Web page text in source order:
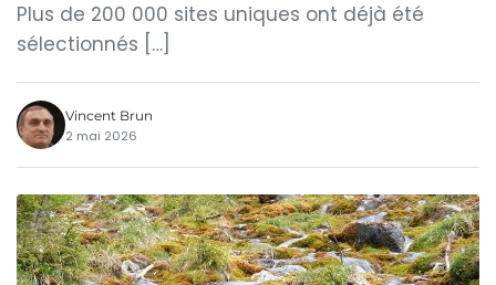
Plus de 200 000 sites uniques ont déjà été
sélectionnés […]
Vincent Brun
2 mai 2026